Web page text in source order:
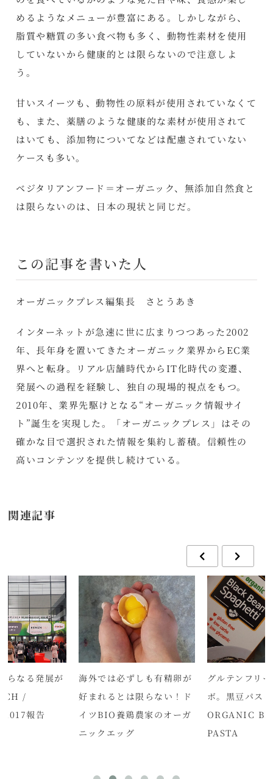
めるようなメニューが豊富にある。しかしながら、
脂質や糖質の多い食べ物も多く、動物性素材を使用
していないから健康的とは限らないので注意しよ
う。
甘いスイーツも、動物性の原料が使用されていなくて
も、また、薬膳のような健康的な素材が使用されて
はいても、添加物についてなどは配慮されていない
ケースも多い。
ベジタリアンフード＝オーガニック、無添加自然食と
は限らないのは、日本の現状と同じだ。
この記事を書いた人
オーガニックプレス編集長 さとうあき
インターネットが急速に世に広まりつつあった2002
年、長年身を置いてきたオーガニック業界からEC業
界へと転身。リアル店舗時代からIT化時代の変遷、
発展への過程を経験し、独自の現場的視点をもつ。
2010年、業界先駆けとなる“オーガニック情報サイ
ト”誕生を実現した。「オーガニックプレス」はその
確かな目で選択された情報を集約し蓄積。信頼性の
高いコンテンツを提供し続けている。
関連記事
らなる発展が
/
報告
海外では必ずしも有精卵が
好まれるとは限らない！ド
イツBIO養鶏農家のオーガ
ニックエッグ
グルテンフリ
ボ。黒豆パス
ORGANIC
PASTA